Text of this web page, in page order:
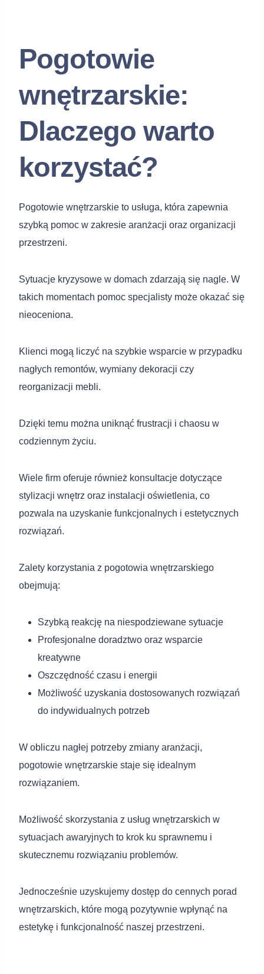
Pogotowie
wnętrzarskie:
Dlaczego warto
korzystać?
Pogotowie wnętrzarskie to usługa, która zapewnia
szybką pomoc w zakresie aranżacji oraz organizacji
przestrzeni.
Sytuacje kryzysowe w domach zdarzają się nagle. W
takich momentach pomoc specjalisty może okazać się
nieoceniona.
Klienci mogą liczyć na szybkie wsparcie w przypadku
nagłych remontów, wymiany dekoracji czy
reorganizacji mebli.
Dzięki temu można uniknąć frustracji i chaosu w
codziennym życiu.
Wiele firm oferuje również konsultacje dotyczące
stylizacji wnętrz oraz instalacji oświetlenia, co
pozwala na uzyskanie funkcjonalnych i estetycznych
rozwiązań.
Zalety korzystania z pogotowia wnętrzarskiego
obejmują:
Szybką reakcję na niespodziewane sytuacje
Profesjonalne doradztwo oraz wsparcie
kreatywne
Oszczędność czasu i energii
Możliwość uzyskania dostosowanych rozwiązań
do indywidualnych potrzeb
W obliczu nagłej potrzeby zmiany aranżacji,
pogotowie wnętrzarskie staje się idealnym
rozwiązaniem.
Możliwość skorzystania z usług wnętrzarskich w
sytuacjach awaryjnych to krok ku sprawnemu i
skutecznemu rozwiązaniu problemów.
Jednocześnie uzyskujemy dostęp do cennych porad
wnętrzarskich, które mogą pozytywnie wpłynąć na
estetykę i funkcjonalność naszej przestrzeni.